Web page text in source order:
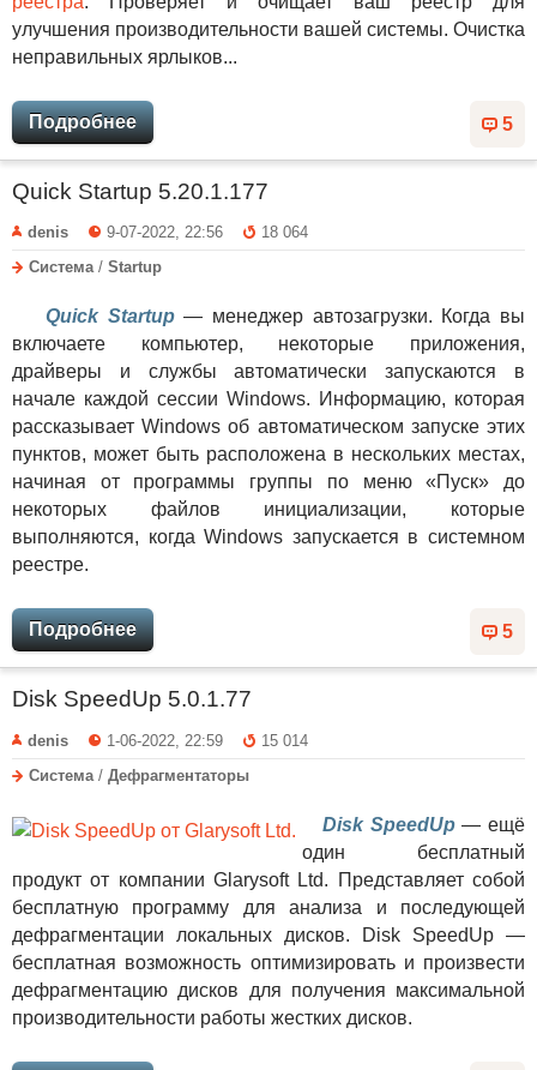
улучшения производительности вашей системы. Очистка
неправильных ярлыков...
5
Подробнее
Quick Startup 5.20.1.177
denis 9-07-2022, 22:56
18 064
Система/ Startup
Quick Startup— менеджер автозагрузки. Когда вы
включаете компьютер, некоторые приложения,
драйверы и службы автоматически запускаются в
начале каждой сессии Windows. Информацию, которая
рассказывает Windows об автоматическом запуске этих
пунктов, может быть расположена в нескольких местах,
начиная от программы группы по меню «Пуск» до
некоторых файлов инициализации, которые
выполняются, когда Windows запускается в системном
реестре.
5
Подробнее
Disk SpeedUp 5.0.1.77
denis 1-06-2022, 22:59
15 014
Система / Дефрагментаторы
Disk SpeedUp— ещё
один бесплатный
продукт от компании Glarysoft Ltd. Представляет собой
бесплатную программу для анализа и последующей
дефрагментации локальных дисков. Disk SpeedUp —
бесплатная возможность оптимизировать и произвести
дефрагментацию дисков для получения максимальной
производительности работы жестких дисков.